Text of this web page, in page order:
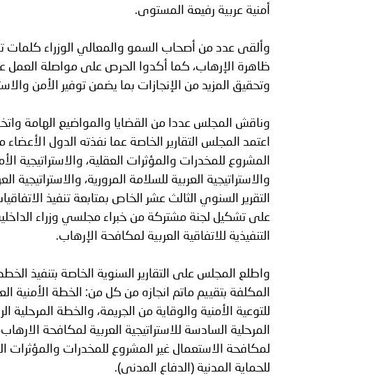
أمنية عربية رفيعة المستوى.
وألقى عدد من أصحاب السمو والمعالي الوزراء كلمات
ظاهرة الإرهاب، كما أكدوا الحرص على مواصلة العمل
وتحقيق المزيد من الإنجازات بما يضمن توفير الأمن
وناقش المجلس عددا من القضايا والمواضيع الهامة
اعتمد المجلس التقارير الخاصة عما نفذته الدول الأعضاء
المشروع للمخدرات والمؤثرات العقلية، والاستراتيجية
والاستراتيجية العربية للسلامة المرورية، والاستراتيجية
التقرير السنوي الثالث عشر الخاص بمتابعة تنفيذ
على تشكيل لجنة مشتركة من خبراء مجلسي وزراء
التنفيذية للاتفاقية العربية لمكافحة الإرهاب.
واطلع المجلس على التقارير السنوية الخاصة بتنفيذ
المكلفة بتقييم ماتم انجازه من كل من: الخطة الأمنية
للتوعية الأمنية والوقاية من الجريمة، والخطة المرحلية
المرحلية السادسة للاستراتيجية العربية لمكافحة
لمكافحة الاستعمال غير المشروع للمخدرات والمؤثرات
للحماية المدنية (الدفاع المدني).